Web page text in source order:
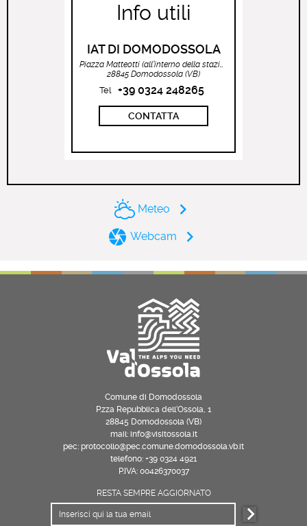
Info utili
IAT DI DOMODOSSOLA
28845 Domodossola (VB)
Tel +39 0324 248265
CONTATTA
Meteo
Webcam
Comune di Domodossola
P.zza Repubblica dell’Ossola, 1
28845 Domodossola (VB)
mail: info@visitossola.it
pec: protocollo@pec.comune.domodossola.vb.it
telefono: +39 0324 4921
P.IVA: 00426370037
RESTA SEMPRE AGGIORNATO